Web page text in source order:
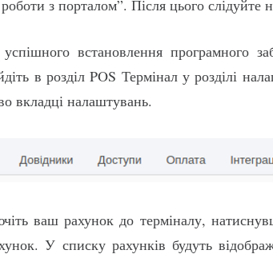
з порталом”. Після цього слідуйте
успішного встановлення програмного
в розділ POS Термінал у розділі
вкладці налаштувань.
ваш рахунок до терміналу,
У списку рахунків будуть